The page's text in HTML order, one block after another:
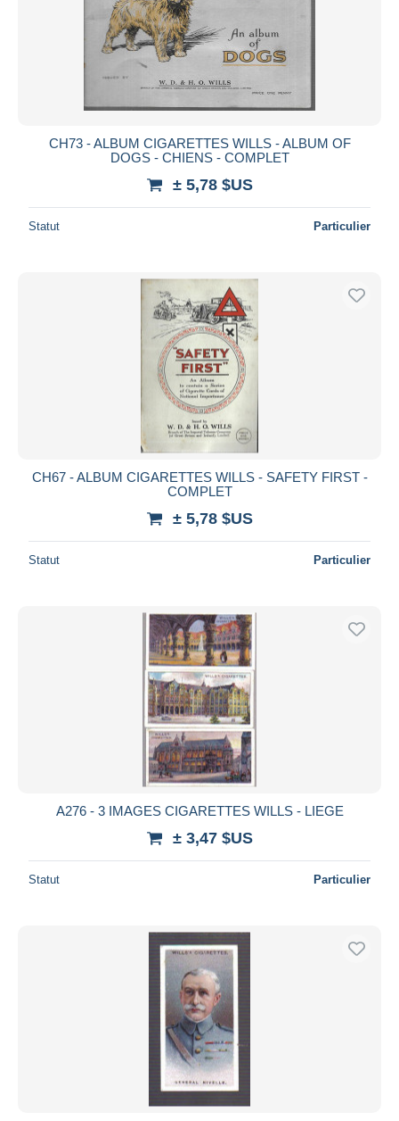
CH73 - ALBUM CIGARETTES WILLS - ALBUM OF
DOGS - CHIENS - COMPLET
± 5,78 $US
Statut Particulier
CH67 - ALBUM CIGARETTES WILLS - SAFETY FIRST -
COMPLET
± 5,78 $US
Statut Particulier
A276 - 3 IMAGES CIGARETTES WILLS - LIEGE
± 3,47 $US
Statut Particulier